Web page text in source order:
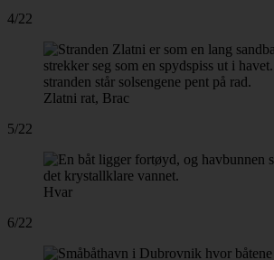
4/22
Zlatni rat, Brac
5/22
Hvar
6/22